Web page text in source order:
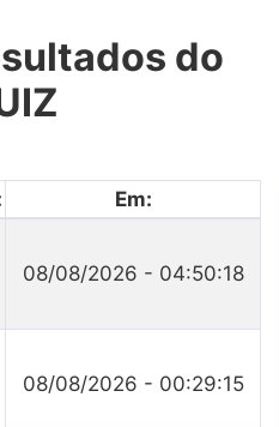
do
Em:
08/08/2026 - 04:50:18
08/08/2026 - 00:29:15